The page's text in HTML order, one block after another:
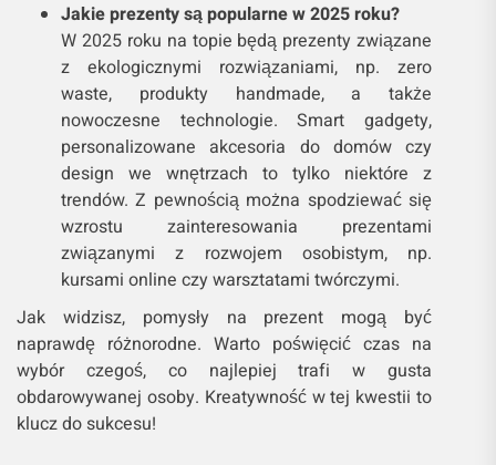
Jakie prezenty są popularne w 2025 roku?
W 2025 roku na topie będą prezenty związane
z ekologicznymi rozwiązaniami, np. zero
waste, produkty handmade, a także
nowoczesne technologie. Smart gadgety,
personalizowane akcesoria do domów czy
design we wnętrzach to tylko niektóre z
trendów. Z pewnością można spodziewać się
wzrostu zainteresowania prezentami
związanymi z rozwojem osobistym, np.
kursami online czy warsztatami twórczymi.
Jak widzisz, pomysły na prezent mogą być
naprawdę różnorodne. Warto poświęcić czas na
wybór czegoś, co najlepiej trafi w gusta
obdarowywanej osoby. Kreatywność w tej kwestii to
klucz do sukcesu!